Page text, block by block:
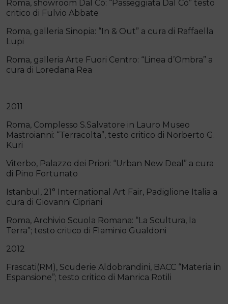
Roma, showroom Dal Cò: “Passeggiata Dal Cò” testo
critico di Fulvio Abbate
Roma, galleria Sinopia: “In & Out” a cura di Raffaella
Lupi
Roma, galleria Arte Fuori Centro: “Linea d’Ombra” a
cura di Loredana Rea
2011
Roma, Complesso S.Salvatore in Lauro Museo
Mastroianni: “Terracolta”, testo critico di Norberto G.
Kuri
Viterbo, Palazzo dei Priori: “Urban New Deal” a cura
di Pino Fortunato
Istanbul, 21° International Art Fair, Padiglione Italia a
cura di Giovanni Cipriani
Roma, Archivio Scuola Romana: “La Scultura, la
Terra”; testo critico di Flaminio Gualdoni
2012
Frascati(RM), Scuderie Aldobrandini, BACC “Materia in
Espansione”; testo critico di Manrica Rotili